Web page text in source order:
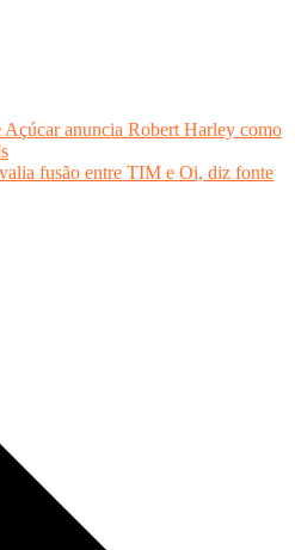
Açúcar anuncia Robert Harley como
fusão entre TIM e Oi, diz fonte